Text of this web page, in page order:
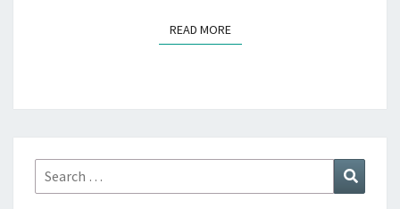
READ MOREREAD MORE
Search
for: